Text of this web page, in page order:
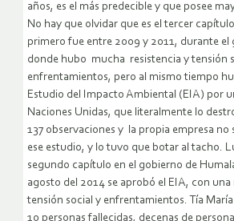
años, es el más predecible y que posee
No hay que olvidar que es el tercer
primero fue entre 2009 y 2011, durante el
donde hubo mucha resistencia y tensión
enfrentamientos, pero al mismo tiempo
Estudio del Impacto Ambiental (EIA) por
Naciones Unidas, que literalmente lo
137 observaciones y la propia empresa no
ese estudio, y lo tuvo que botar al tacho.
segundo capítulo en el gobierno de
agosto del 2014 se aprobó el EIA, con
tensión social y enfrentamientos. Tía
10 personas fallecidas, decenas de